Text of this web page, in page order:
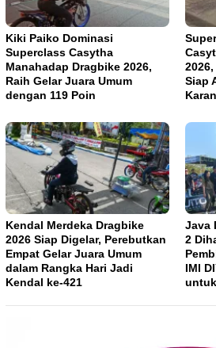
Kiki Paiko Dominasi
Superclass Casytha
Manahadap Dragbike 2026,
Raih Gelar Juara Umum
dengan 119 Poin
Siap
Kendal Merdeka Dragbike
2026 Siap Digelar, Perebutkan
Empat Gelar Juara Umum
dalam Rangka Hari Jadi
Kendal ke-421
Java
2
IMI